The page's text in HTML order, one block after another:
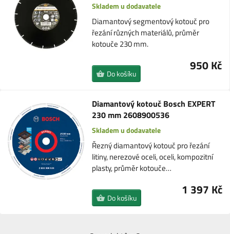
Skladem u dodavatele
Diamantový segmentový kotouč pro
řezání různých materiálů, průměr
kotouče 230 mm.
950 Kč
Do košíku
Diamantový kotouč Bosch EXPERT
230 mm 2608900536
Skladem u dodavatele
Řezný diamantový kotouč pro řezání
litiny, nerezové oceli, oceli, kompozitní
plasty, průměr kotouče…
1 397 Kč
Do košíku